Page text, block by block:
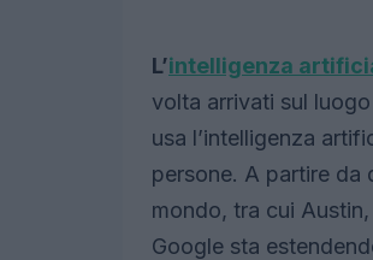
L’intelligenza
volta arrivati sul
usa l’intelligenza
persone. A partire da
mondo, tra cui
Google sta